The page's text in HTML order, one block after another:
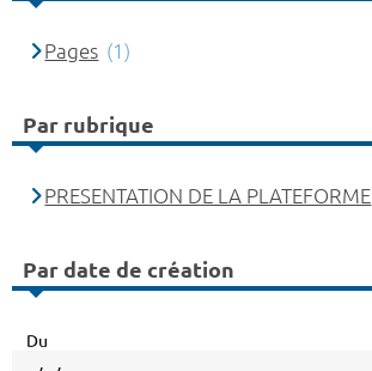
Pages (1)
Par rubrique
PRESENTATION DE LA PLATEFORME
Par date de création
Du